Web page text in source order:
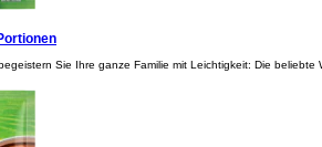
Sie Ihre ganze Familie mit Leichtigkeit: Die